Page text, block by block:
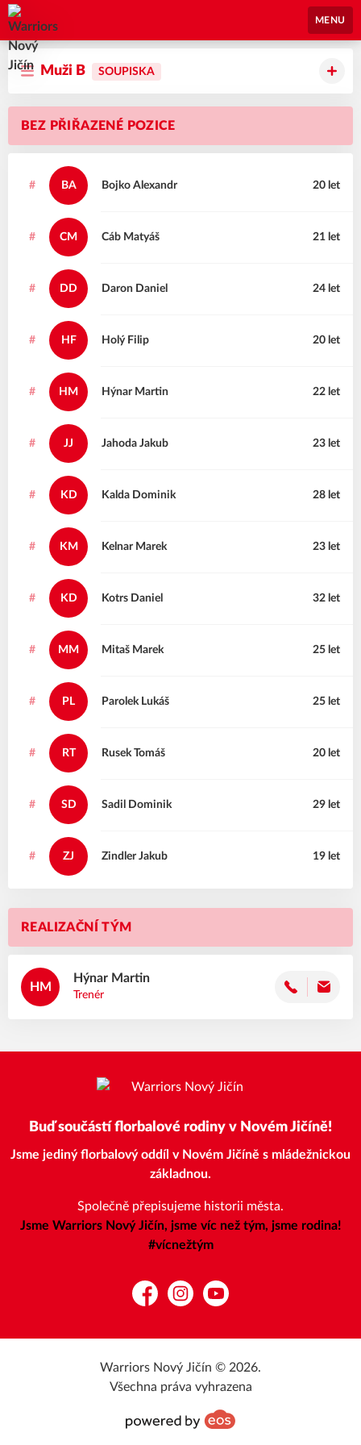
Warriors Nový Jičín
MENU
Muži B SOUPISKA
REALIZAČNÍ TÝM
HM
Martin
Hýnar
Trenér
BEZ PŘIŘAZENÉ POZICE
# BA Alexandr
Bojko 20 let
# CM Matyáš
Cáb 21 let
# DD Daniel
Daron 24 let
# HF Filip
Holý 20 let
# HM Martin
Hýnar 22 let
# JJ Jakub
Jahoda 23 let
# KD Dominik
Kalda 28 let
# KM Marek
Kelnar 23 let
# KD Daniel
Kotrs 32 let
# MM Marek
Mitaš 25 let
# PL Lukáš
Parolek 25 let
# RT Tomáš
Rusek 20 let
# SD Dominik
Sadil 29 let
# ZJ Jakub
Zindler 19 let
Buď součástí florbalové rodiny v Novém Jičíně!
Jsme jediný florbalový oddíl v Novém Jičíně s mládežnickou
základnou.
Společně přepisujeme historii města.
Jsme Warriors Nový Jičín, jsme víc než tým, jsme rodina!
#vícnežtým
FacebookInstagramYouTube
Warriors Nový Jičín © 2026.
Všechna práva vyhrazena